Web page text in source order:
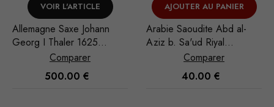
VOIR L'ARTICLE
Allemagne Saxe Johann
Georg I Thaler 1625
Comparer
500.00 €
AJOUTER AU PANIER
Arabie Saoudite Abd al-
Aziz b. Sa'ud Riyal
1935/AH 1354
Comparer
40.00 €